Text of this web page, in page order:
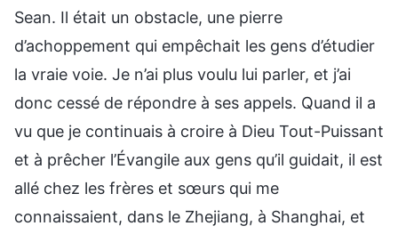
Sean. Il était un obstacle, une pierre
d’achoppement qui empêchait les gens d’étudier
la vraie voie. Je n’ai plus voulu lui parler, et j’ai
donc cessé de répondre à ses appels. Quand il a
vu que je continuais à croire à Dieu Tout-Puissant
et à prêcher l’Évangile aux gens qu’il guidait, il est
allé chez les frères et sœurs qui me
connaissaient, dans le Zhejiang, à Shanghai, et